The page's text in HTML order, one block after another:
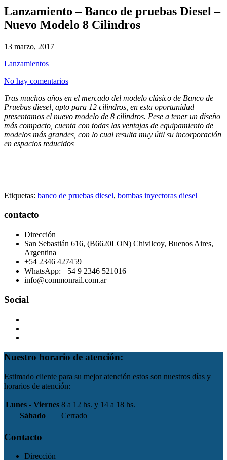
Lanzamiento – Banco de pruebas Diesel –
Nuevo Modelo 8 Cilindros
13 marzo, 2017
Lanzamientos
No hay comentarios
Tras muchos años en el mercado del modelo clásico de Banco de
Pruebas diesel, apto para 12 cilindros, en esta oportunidad
presentamos el nuevo modelo de 8 cilindros. Pese a tener un diseño
más compacto, cuenta con todas las ventajas de equipamiento de
modelos más grandes, con lo cual resulta muy útil su incorporación
en espacios reducidos
Etiquetas: banco de pruebas diesel, bombas inyectoras diesel
contacto
Dirección
San Sebastián 616, (B6620LON) Chivilcoy, Buenos Aires,
Argentina
+54 2346 427459
WhatsApp: +54 9 2346 521016
info@commonrail.com.ar
Social
Nuestro horario de atención:
Estimado cliente para su mejor atención estos son nuestros días y
horarios de atención:
Lunes - Viernes 8 a 12 hs. y 14 a 18 hs.
Sábado
Cerrado
Contacto
Dirección